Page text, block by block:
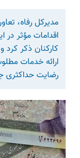
مدیرکل رفاه،
اقدامات مؤثر
کارکنان ذکر کرد
ارائه خدمات
رضایت حداکثری